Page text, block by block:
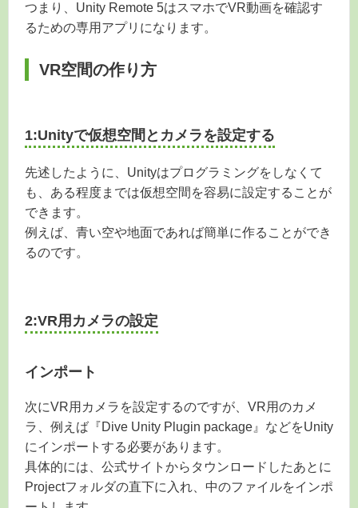
つまり、Unity Remote 5はスマホでVR動画を確認す
るための専用アプリになります。
VR空間の作り方
1:Unityで仮想空間とカメラを設定する
先述したように、Unityはプログラミングをしなくて
も、ある程度までは仮想空間を容易に設定することが
できます。
例えば、青い空や地面であれば簡単に作ることができ
るのです。
2:VR用カメラの設定
インポート
次にVR用カメラを設定するのですが、VR用のカメ
ラ、例えば『Dive Unity Plugin package』などをUnity
にインポートする必要があります。
具体的には、公式サイトからタウンロードしたあとに
Projectフォルダの直下に入れ、中のファイルをインポ